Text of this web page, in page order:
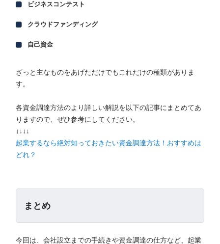
ビジネスコンテスト
クラウドファンディング
自己資金
ざっと主なものをあげただけでもこれだけの種類がありま
す。
各資金調達方法のより詳しい解説を以下の記事にまとめてあ
りますので、ぜひ参考にしてください。
↓↓↓↓
起業するなら絶対知っておきたい資金調達方法！おすすめは
どれ？
まとめ
今回は、会社設立までの手続きや資金調達の仕方など、起業